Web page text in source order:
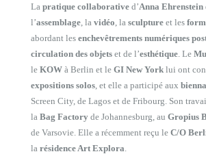
La pratique collaborative d’Anna Ehrenstein
l’assemblage , la vidéo , la sculpture et les
abordant les enchevêtrements numériques
circulation des objets et de l’esthétique . Le
le KOW à Berlin et le GI New York lui ont
expositions solos , et elle a participé aux
Screen City, de Lagos et de Fribourg. Son
la Bag Factory de Johannesburg, au Gropius
de Varsovie. Elle a récemment reçu le C/O
la résidence Art Explora